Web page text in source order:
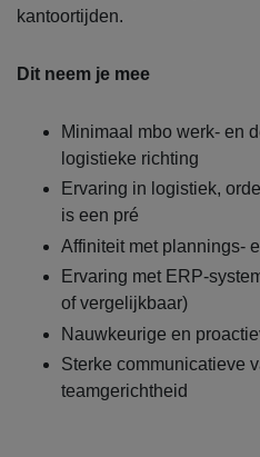
kantoortijden.
Dit neem je mee
Minimaal mbo werk- en
logistieke richting
Ervaring in logistiek,
is een pré
Affiniteit met plannings-
Ervaring met ERP-
of vergelijkbaar)
Nauwkeurige en
Sterke communicatieve
teamgerichtheid